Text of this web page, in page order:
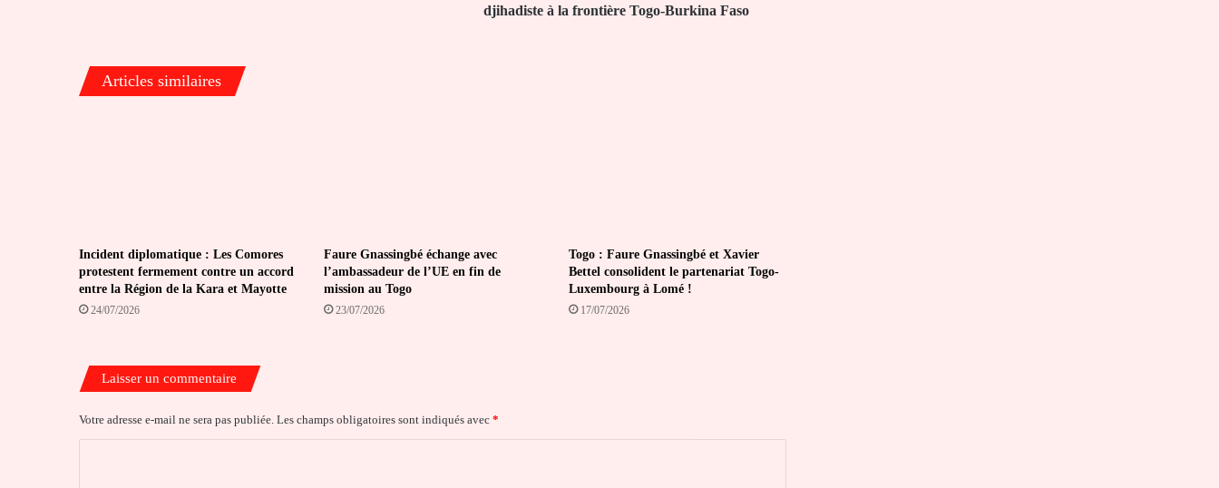
frontièredjihadiste à la frontière Togo-Burkina Faso
Articles similaires
Incident diplomatique : Les Comores
protestent fermement contre un accord
entre la Région de la Kara et Mayotte
24/07/2026
Faure Gnassingbé échange avec
l’ambassadeur de l’UE en fin de
mission au Togo
23/07/2026
Togo : Faure Gnassingbé et Xavier
Bettel consolident le partenariat Togo-
Luxembourg à Lomé !
17/07/2026
Laisser un commentaire
Votre adresse e-mail ne sera pas publiée. Les champs obligatoires sont indiqués avec *